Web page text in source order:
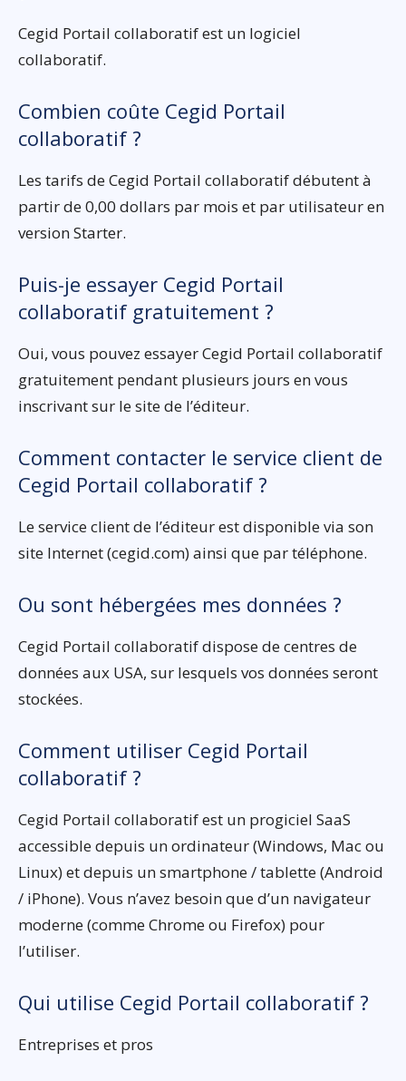
Cegid Portail collaboratif est un logiciel
collaboratif.
Combien coûte Cegid Portail
collaboratif ?
Les tarifs de Cegid Portail collaboratif débutent à
partir de 0,00 dollars par mois et par utilisateur en
version Starter.
Puis-je essayer Cegid Portail
collaboratif gratuitement ?
Oui, vous pouvez essayer Cegid Portail collaboratif
gratuitement pendant plusieurs jours en vous
inscrivant sur le site de l’éditeur.
Comment contacter le service client de
Cegid Portail collaboratif ?
Le service client de l’éditeur est disponible via son
site Internet (cegid.com) ainsi que par téléphone.
Ou sont hébergées mes données ?
Cegid Portail collaboratif dispose de centres de
données aux USA, sur lesquels vos données seront
stockées.
Comment utiliser Cegid Portail
collaboratif ?
Cegid Portail collaboratif est un progiciel SaaS
accessible depuis un ordinateur (Windows, Mac ou
Linux) et depuis un smartphone / tablette (Android
/ iPhone). Vous n’avez besoin que d’un navigateur
moderne (comme Chrome ou Firefox) pour
l’utiliser.
Qui utilise Cegid Portail collaboratif ?
Entreprises et pros